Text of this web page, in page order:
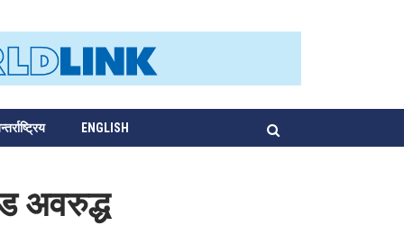
ENGLISH
अवरुद्ध